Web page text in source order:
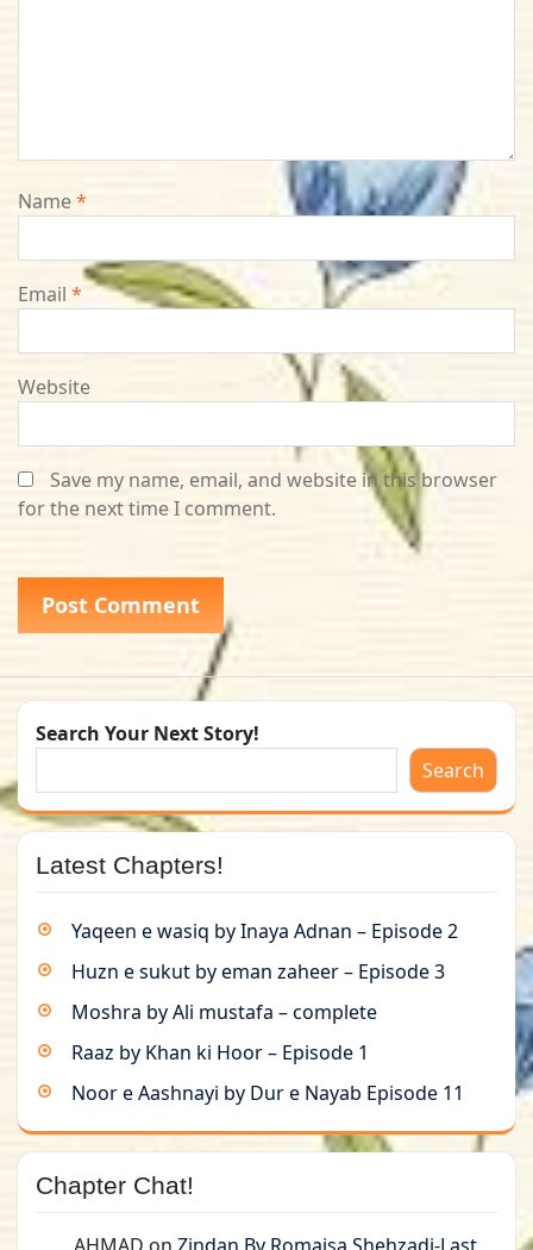
Name*
Email *
Website
Save my name, email, and website in this browser
for the next time I comment.
Search Your Next Story!
Search
Latest Chapters!
Yaqeen e wasiq by Inaya Adnan – Episode 2
Huzn e sukut by eman zaheer – Episode 3
Moshra by Ali mustafa – complete
Raaz by Khan ki Hoor – Episode 1
Noor e Aashnayi by Dur e Nayab Episode 11
Chapter Chat!